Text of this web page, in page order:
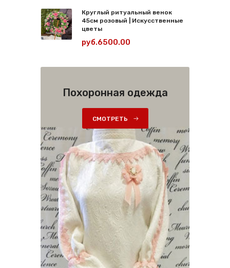
Круглый ритуальный венок
45см розовый | Искусственные
цветы
руб.6500.00
Похоронная одежда
СМОТРЕТЬ